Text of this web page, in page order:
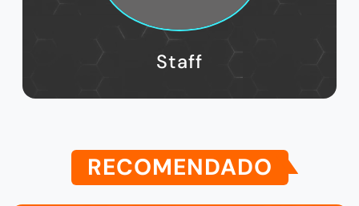
Staff
RECOMENDADO